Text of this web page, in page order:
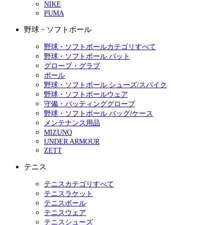
NIKE
PUMA
野球・ソフトボール
野球・ソフトボールカテゴリすべて
野球・ソフトボール バット
グローブ・グラブ
ボール
野球・ソフトボール シューズ/スパイク
野球・ソフトボールウェア
守備・バッティンググローブ
野球・ソフトボール バッグ/ケース
メンテナンス用品
MIZUNO
UNDER ARMOUR
ZETT
テニス
テニスカテゴリすべて
テニスラケット
テニスボール
テニスウェア
テニスシューズ